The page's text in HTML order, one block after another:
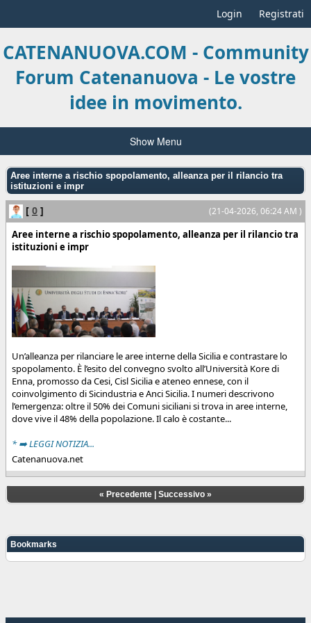
Login Registrati
CATENANUOVA.COM - Community
Forum Catenanuova - Le vostre
idee in movimento.
Show Menu
Aree interne a rischio spopolamento, alleanza per il rilancio tra
istituzioni e impr
(21-04-2026, 06:24 AM )
[ 0 ]
Aree interne a rischio spopolamento, alleanza per il rilancio tra
istituzioni e impr
Un’alleanza per rilanciare le aree interne della Sicilia e contrastare lo
spopolamento. È l’esito del convegno svolto all’Università Kore di
Enna, promosso da Cesi, Cisl Sicilia e ateneo ennese, con il
coinvolgimento di Sicindustria e Anci Sicilia. I numeri descrivono
l’emergenza: oltre il 50% dei Comuni siciliani si trova in aree interne,
dove vive il 48% della popolazione. Il calo è costante...
* ➡️ LEGGI NOTIZIA...
Catenanuova.net
« Precedente Successivo »
Bookmarks